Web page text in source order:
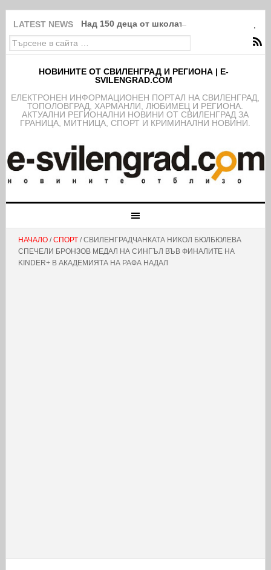
LATEST NEWS Над 150 деца от школата на ФК
НОВИНИТЕ ОТ СВИЛЕНГРАД И РЕГИОНА | E-
SVILENGRAD.COM
EЛЕКТРОНЕН ИНФОРМАЦИОНЕН ПОРТАЛ НА СВИЛЕНГРАД,
ТОПОЛОВГРАД, ХАРМАНЛИ, ЛЮБИМЕЦ И РЕГИОНА.
АКТУАЛНИ РЕГИОНАЛНИ НОВИНИ ОТ СВИЛЕНГРАД ЗА
ГРАНИЦА, МИТНИЦА, СПОРТ И КРИМИНАЛНИ НОВИНИ.
НАЧАЛО/СПОРТ/ СВИЛЕНГРАДЧАНКАТА НИКОЛ БЮЛБЮЛЕВА
СПЕЧЕЛИ БРОНЗОВ МЕДАЛ НА СИНГЪЛ ВЪВ ФИНАЛИТЕ НА
KINDER+ В АКАДЕМИЯТА НА РАФА НАДАЛ